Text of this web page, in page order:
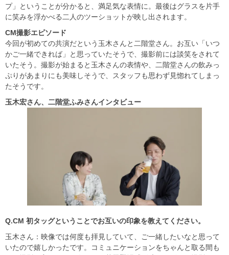
プ」ということが分かると、満足気な表情に。最後はグラスを片手
に笑みを浮かべる二人のツーショットが映し出されます。
CM撮影エピソード
今回が初めての共演だという玉木さんと二階堂さん。お互い「いつ
かご一緒できれば」と思っていたそうで、撮影前には談笑をされて
いたそう。撮影が始まると玉木さんの表情や、二階堂さんの飲みっ
ぷりがあまりにも美味しそうで、スタッフも思わず見惚れてしまっ
たそうです。
玉木宏さん、二階堂ふみさんインタビュー
Q.CM 初タッグということでお互いの印象を教えてください。
玉木さん：映像では何度も拝見していて、ご一緒したいなと思って
いたので嬉しかったです。コミュニケーションをちゃんと取る間も